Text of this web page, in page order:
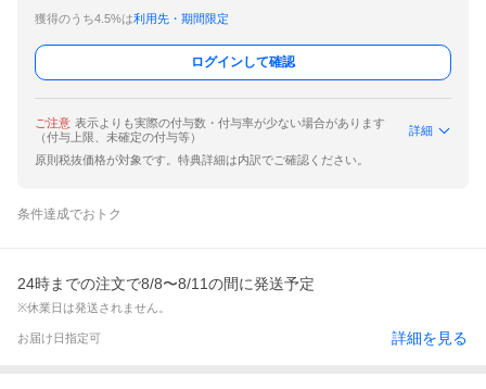
獲得のうち4.5%は利用先・期間限定
ログインして確認
ご注意 表示よりも実際の付与数・付与率が少ない場合があります
（付与上限、未確定の付与等）
詳細
原則税抜価格が対象です。特典詳細は内訳でご確認ください。
条件達成でおトク
24時までの注文で8/8〜8/11の間に発送予定
※休業日は発送されません。
お届け日指定可 詳細を見る